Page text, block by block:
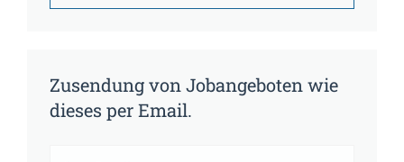
Zusendung von Jobangeboten wie
dieses per Email.